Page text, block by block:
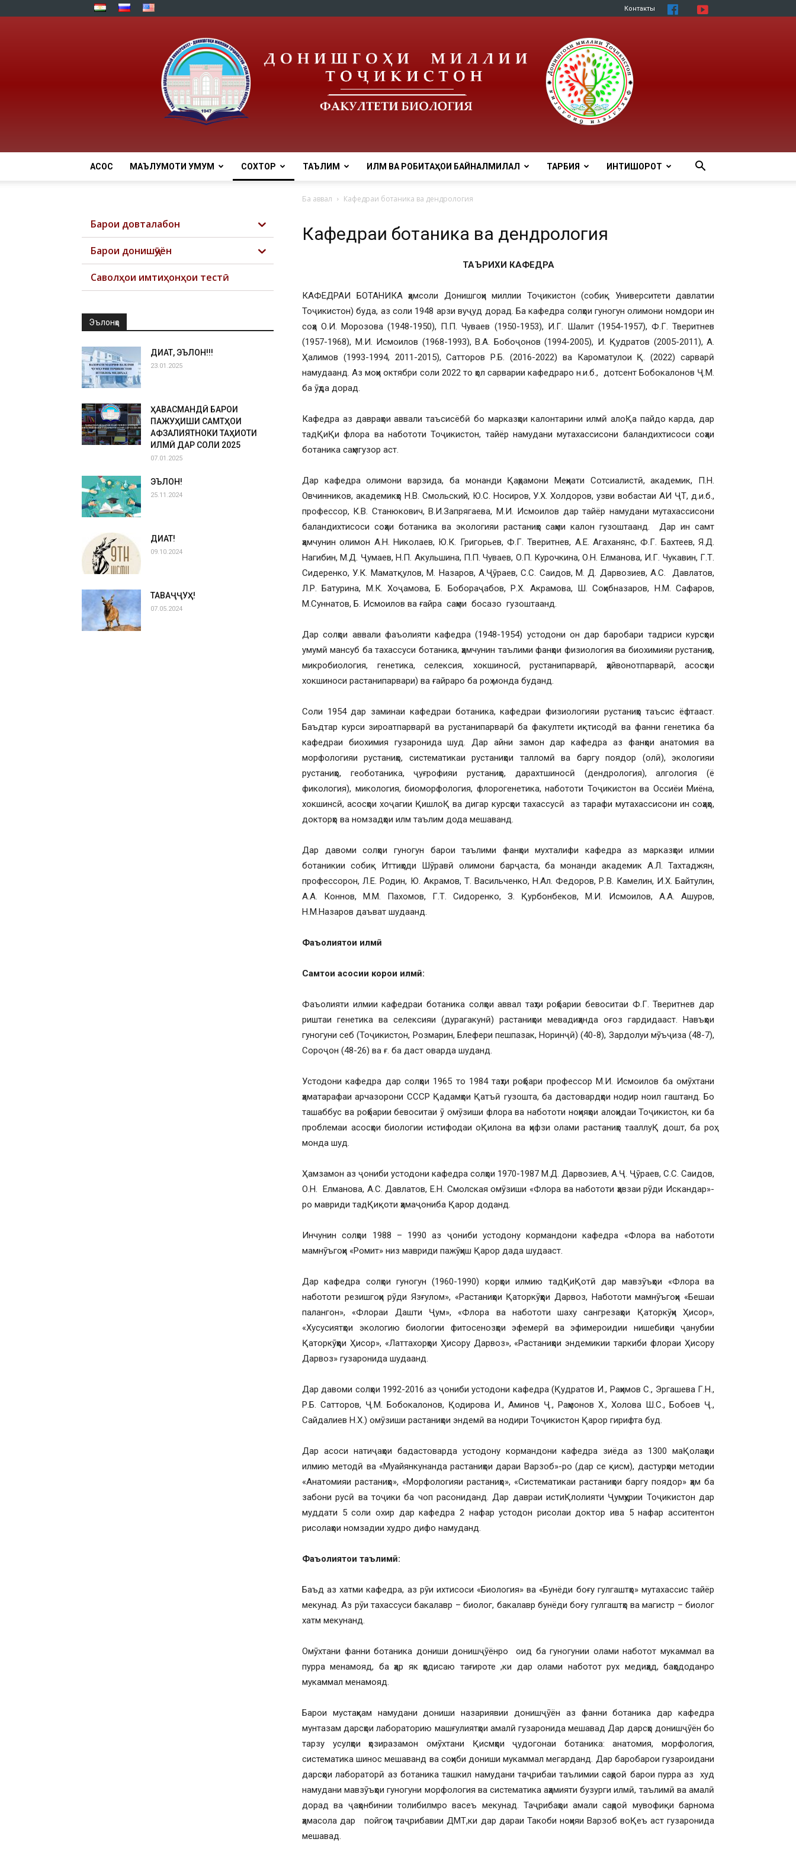
Контакты
АСОСӢ МАЪЛУМОТИ УМУМӢ СОХТОР ТАЪЛИМ ИЛМ ВА РОБИТАҲОИ БАЙНАЛМИЛАЛӢ ТАРБИЯ ИНТИШОРОТ
Ба аввал Кафедраи ботаника ва дендрология
Кафедраи ботаника ва дендрология
ТАЪРИХИ КАФЕДРА
КАФЕДРАИ БОТАНИКА ҳамсоли Донишгоҳи миллии Тоҷикистон (собиқ Университети давлатии
Тоҷикистон) буда, аз соли 1948 арзи вуҷуд дорад. Ба кафедра солҳои гуногун олимони номдори ин
соҳа О.И. Морозова (1948-1950), П.П. Чуваев (1950-1953), И.Г. Шалит (1954-1957), Ф.Г. Тверитнев
(1957-1968), М.И. Исмоилов (1968-1993), В.А. Бобоҷонов (1994-2005), И. Қудратов (2005-2011), А.
Ҳалимов (1993-1994, 2011-2015), Сатторов Р.Б. (2016-2022) ва Кароматулои Қ. (2022) сарварӣ
намудаанд. Аз моҳи октябри соли 2022 то ҳол сарварии кафедраро н.и.б., дотсент Бобокалонов Ҷ.М.
ба ӯҳда дорад.
Кафедра аз давраҳои аввали таъсисёбӣ бо марказҳои калонтарини илмӣ алоҚа пайдо карда, дар
тадҚиҚи флора ва набототи Тоҷикистон, тайёр намудани мутахассисони баландихтисоси соҳаи
ботаника саҳмгузор аст.
Дар кафедра олимони варзида, ба монанди Қаҳрамони Меҳнати Сотсиалистӣ, академик, П.Н.
Овчинников, академикҳо Н.В. Смольский, Ю.С. Носиров, У.Х. Холдоров, узви вобастаи АИ ҶТ, д.и.б.,
профессор, К.В. Станюкович, В.И.Запрягаева, М.И. Исмоилов дар тайёр намудани мутахассисони
баландихтисоси соҳаи ботаника ва экологияи растаниҳо саҳми калон гузоштаанд. Дар ин самт
ҳамчунин олимон А.Н. Николаев, Ю.К. Григорьев, Ф.Г. Тверитнев, А.Е. Агаханянс, Ф.Г. Бахтеев, Я.Д.
Нагибин, М.Д. Ҷумаев, Н.П. Акульшина, П.П. Чуваев, О.П. Курочкина, О.Н. Елманова, И.Г. Чукавин, Г.Т.
Сидеренко, У.К. Маматқулов, М. Назаров, А.Ҷӯраев, С.С. Саидов, М. Д. Дарвозиев, А.С. Давлатов,
Л.Р. Батурина, М.К. Хоҷамова, Б. Бобораҷабов, Р.Х. Акрамова, Ш. Соҳибназаров, Н.М. Сафаров,
М.Суннатов, Б. Исмоилов ва ғайра саҳми босазо гузоштаанд.
Дар солҳои аввали фаъолияти кафедра (1948-1954) устодони он дар баробари тадриси курсҳои
умумӣ мансуб ба тахассуси ботаника, ҳамчунин таълими фанҳои физиология ва биохимияи рустаниҳо,
микробиология, генетика, селексия, хокшиносӣ, рустанипарварӣ, ҳайвонотпарварӣ, асосҳои
хокшиноси растанипарвари) ва ғайраро ба роҳ монда буданд.
Соли 1954 дар заминаи кафедраи ботаника, кафедраи физиологияи рустаниҳо таъсис ёфтааст.
Баъдтар курси зироатпарварӣ ва рустанипарварӣ ба факултети иқтисодӣ ва фанни генетика ба
кафедраи биохимия гузаронида шуд. Дар айни замон дар кафедра аз фанҳои анатомия ва
морфологияи рустаниҳо, систематикаи рустаниҳои талломӣ ва баргу поядор (олӣ), экологияи
рустаниҳо, геоботаника, ҷуғрофияи рустаниҳо, дарахтшиносӣ (дендрология), алгология (ё
фикология), микология, биоморфология, флорогенетика, набототи Тоҷикистон ва Оссиёи Миёна,
хокшинсӣ, асосҳои хоҷагии ҚишлоҚ ва дигар курсҳои тахассусӣ аз тарафи мутахассисони ин соҳаҳо,
докторҳо ва номзадҳои илм таълим дода мешаванд.
Дар давоми солҳои гуногун барои таълими фанҳои мухталифи кафедра аз марказҳои илмии
ботаникии собиқ Иттиҳоди Шӯравӣ олимони барҷаста, ба монанди академик А.Л. Тахтаджян,
профессорон, Л.Е. Родин, Ю. Акрамов, Т. Васильченко, Н.Ал. Федоров, Р.В. Камелин, И.Х. Байтулин,
А.А. Коннов, М.М. Пахомов, Г.Т. Сидоренко, З. Қурбонбеков, М.И. Исмоилов, А.А. Ашуров,
Н.М.Назаров даъват шудаанд.
Фаъолиятои илмӣ
Самтои асосии корои илмӣ:
Фаъолияти илмии кафедраи ботаника солҳои аввал таҳти роҳбарии бевоситаи Ф.Г. Тверитнев дар
риштаи генетика ва селексияи (дурагакунӣ) растаниҳои мевадиҳанда оғоз гардидааст. Навъҳои
гуногуни себ (Тоҷикистон, Розмарин, Блефери пешпазак, Норинҷӣ) (40-8), Зардолуи мӯъҷиза (48-7),
Сороҷон (48-26) ва ғ. ба даст оварда шуданд.
Устодони кафедра дар солҳои 1965 то 1984 таҳти роҳбари профессор М.И. Исмоилов ба омӯхтани
ҳаматарафаи арчазорони СССР Қадамҳои Қатъӣ гузошта, ба дастовардҳои нодир ноил гаштанд. Бо
ташаббус ва роҳбарии бевоситаи ӯ омӯзиши флора ва набототи ноҳияҳои алоҳидаи Тоҷикистон, ки ба
проблемаи асосҳои биологии истифодаи оҚилона ва ҳифзи олами растаниҳо тааллуҚ дошт, ба роҳ
монда шуд.
Ҳамзамон аз ҷониби устодони кафедра солҳои 1970-1987 М.Д. Дарвозиев, А.Ҷ. Ҷӯраев, С.С. Саидов,
О.Н. Елманова, А.С. Давлатов, Е.Н. Смолская омӯзиши «Флора ва набототи ҳавзаи рӯди Искандар»-
ро мавриди тадҚиқоти ҳамаҷониба Қарор доданд.
Инчунин солҳои 1988 – 1990 аз ҷониби устодону кормандони кафедра «Флора ва набототи
мамнӯъгоҳи «Ромит» низ мавриди пажӯҳиш Қарор дада шудааст.
Дар кафедра солҳои гуногун (1960-1990) корҳои илмию тадҚиҚотӣ дар мавзӯъҳои «Флора ва
набототи резишгоҳи рӯди Язғулом», «Растаниҳои Қаторкӯҳҳои Дарвоз, Набототи мамнӯъгоҳи «Бешаи
палангон», «Флораи Дашти Ҷум», «Флора ва набототи шаху сангрезаҳои Қаторкӯҳи Ҳисор»,
«Хусусиятҳои экологию биологии фитосенозҳои эфемерӣ ва эфимероидии нишебиҳои ҷанубии
Қаторкӯҳҳои Ҳисор», «Латтахорҳои Ҳисору Дарвоз», «Растаниҳои эндемикии таркиби флораи Ҳисору
Дарвоз» гузаронида шудаанд.
Дар давоми солҳои 1992-2016 аз ҷониби устодони кафедра (Қудратов И., Раҳимов С., Эргашева Г.Н.,
Р.Б. Сатторов, Ҷ.М. Бобокалонов, Қодирова И., Аминов Ҷ., Раҳмонов Х., Холова Ш.С., Бобоев Ҷ.,
Сайдалиев Н.Х.) омӯзиши растаниҳои эндемӣ ва нодири Тоҷикистон Қарор гирифта буд.
Дар асоси натиҷаҳои бадастоварда устодону кормандони кафедра зиёда аз 1300 маҚолаҳои
илмию методӣ ва «Муайянкунанда растаниҳои дараи Варзоб»-ро (дар се қисм), дастурҳои методии
«Анатомияи растаниҳо», «Морфологияи растаниҳо», «Систематикаи растаниҳои баргу поядор» ҳам ба
забони русӣ ва тоҷики ба чоп расониданд. Дар давраи истиҚлолияти Ҷумҳурии Тоҷикистон дар
муддати 5 соли охир дар кафедра 2 нафар устодон рисолаи доктор ива 5 нафар асситентон
рисолаҳои номзадии худро дифо намуданд.
Фаъолиятои таълимӣ:
Баъд аз хатми кафедра, аз рӯи ихтисоси «Биология» ва «Бунёди боғу гулгаштҳо» мутахассис тайёр
мекунад. Аз рӯи тахассуси бакалавр – биолог, бакалавр бунёди боғу гулгаштҳо ва магистр – биолог
хатм мекунанд.
Омӯхтани фанни ботаника дониши донишҷӯёнро оид ба гуногунии олами наботот мукаммал ва
пурра менамояд, ба ҳар як ҳодисаю тағироте ,ки дар олами наботот рух медиҳад, баҳододанро
мукаммал менамояд.
Барои мустаҳкам намудани дониши назариявии донишҷӯён аз фанни ботаника дар кафедра
мунтазам дарсҳои лабораторию машғулиятҳои амалӣ гузаронида мешавад Дар дарсҳо донишҷӯён бо
тарзу усулҳои ҳозиразамон омӯхтани Қисмҳои ҷудогонаи ботаника: анатомия, морфология,
систематика шинос мешаванд ва соҳиби дониши мукаммал мегарданд. Дар баробарои гузароидани
дарсҳои лабораторӣ аз ботаника ташкил намудани таҷрибаи таълимии саҳроӣ барои пурра аз худ
намудани мавзӯъҳои гуногуни морфология ва систематика аҳамияти бузурги илмӣ, таълимӣ ва амалӣ
дорад ва ҷаҳонбинии толибилмро васеъ мекунад. Таҷрибаҳои амали саҳроӣ мувофиқи барнома
ҳамасола дар пойгоҳи таҷрибавии ДМТ,ки дар дараи Такоби ноҳияи Варзоб воҚеъ аст гузаронида
мешавад.
Барои довталабон
Барои донишҷӯён
Саволҳои имтиҳонҳои тестӣ
Эълонҳо
ДИҚҚАТ, ЭЪЛОН!!!
23.01.2025
ҲАВАСМАНДӢ БАРОИ
ПАЖУҲИШИ САМТҲОИ
АФЗАЛИЯТНОКИ ТАҲҚИҚОТИ
ИЛМӢ ДАР СОЛИ 2025
07.01.2025
ЭЪЛОН!
25.11.2024
ДИҚҚАТ!
09.10.2024
ТАВАҶҶУҲ!
07.05.2024